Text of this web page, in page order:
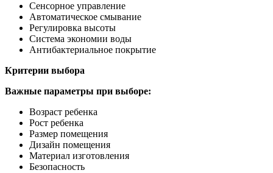
Сенсорное управление
Автоматическое смывание
Регулировка высоты
Система экономии воды
Антибактериальное покрытие
Критерии выбора
Важные параметры при выборе:
Возраст ребенка
Рост ребенка
Размер помещения
Дизайн помещения
Материал изготовления
Безопасность